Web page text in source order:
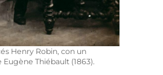
Henry Robin, con un
Thiébault (1863).